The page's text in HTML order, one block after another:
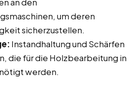
um deren
sicherzustellen.
Instandhaltung und Schärfen
die für die Holzbearbeitung in
werden.